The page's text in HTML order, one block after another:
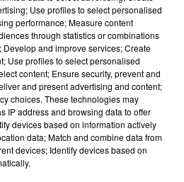
Park : des précisons sur
Euro-Mir
Use profiles to select personalised
performance; Measure content
through statistics or combinations
Develop and improve services; Create
Use profiles to select personalised
content; Ensure security, prevent and
and present advertising and content;
choices. These technologies may
IP address and browsing data to offer
devices based on information actively
data; Match and combine data from
devices; Identify devices based on